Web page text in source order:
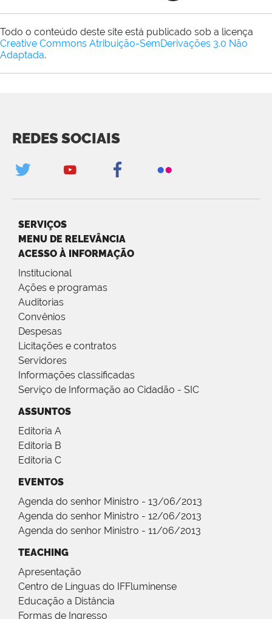
Todo o conteúdo deste site está publicado sob a licença
Creative Commons Atribuição-SemDerivações 3.0 Não
Adaptada.
REDES SOCIAIS
SERVIÇOS
MENU DE RELEVÂNCIA
ACESSO À INFORMAÇÃO
Institucional
Ações e programas
Auditorias
Convênios
Despesas
Licitações e contratos
Servidores
Informações classificadas
Serviço de Informação ao Cidadão - SIC
ASSUNTOS
Editoria A
Editoria B
Editoria C
EVENTOS
Agenda do senhor Ministro - 13/06/2013
Agenda do senhor Ministro - 12/06/2013
Agenda do senhor Ministro - 11/06/2013
TEACHING
Apresentação
Centro de Línguas do IFFluminense
Educação a Distância
Formas de Ingresso